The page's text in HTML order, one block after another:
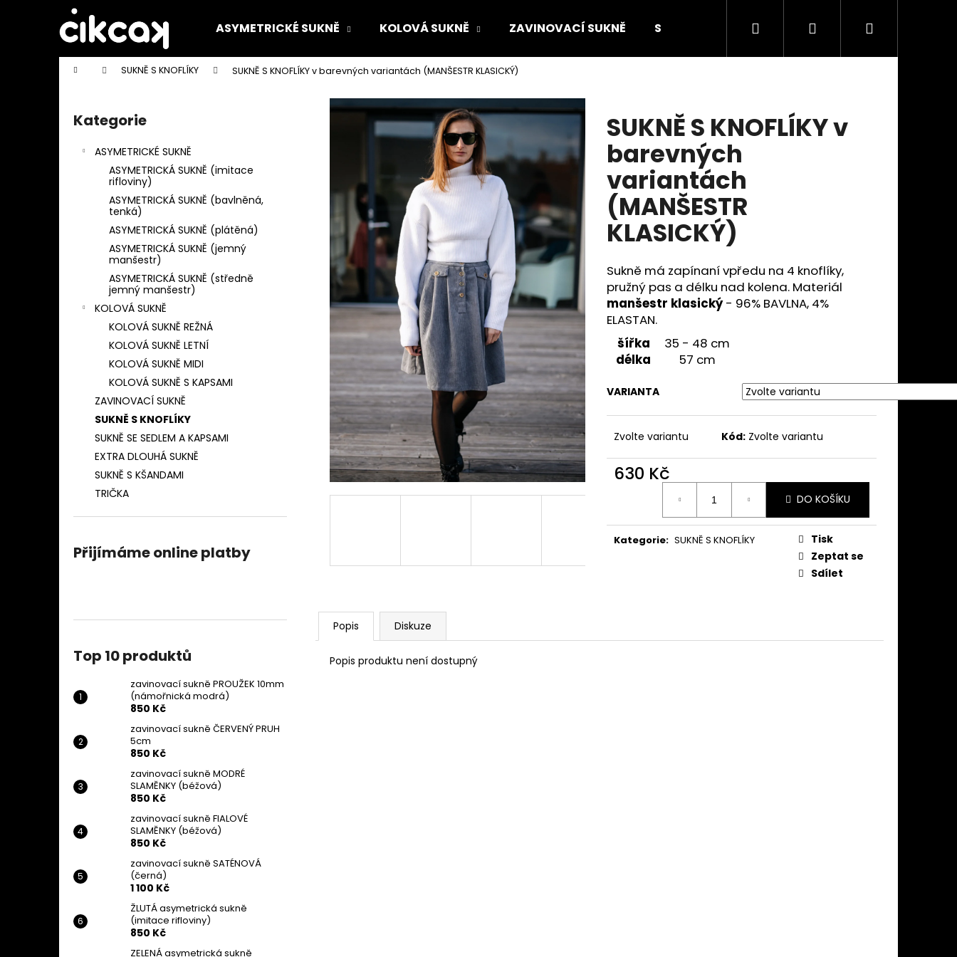
ASYMETRICKÉ SUKNĚ KOLOVÁ SUKNĚ ZAVINOVACÍ SUKNĚ SUKNĚ S KNOFLÍKY SUKNĚ SE SEDLEM A KAPSAMI
Hledat PřihlášeníNákupní
Domů SUKNĚ S KNOFLÍKY SUKNĚ S KNOFLÍKY v barevných variantách (MANŠESTR KLASICKÝ)
Přeskočit
kategorie
Kategorie
ASYMETRICKÉ SUKNĚ
ASYMETRICKÁ SUKNĚ (imitace
rifloviny)
ASYMETRICKÁ SUKNĚ (bavlněná,
tenká)
ASYMETRICKÁ SUKNĚ (plátěná)
ASYMETRICKÁ SUKNĚ (jemný
manšestr)
ASYMETRICKÁ SUKNĚ (středně
jemný manšestr)
KOLOVÁ SUKNĚ
KOLOVÁ SUKNĚ REŽNÁ
KOLOVÁ SUKNĚ LETNÍ
KOLOVÁ SUKNĚ MIDI
KOLOVÁ SUKNĚ S KAPSAMI
ZAVINOVACÍ SUKNĚ
SUKNĚ S KNOFLÍKY
SUKNĚ SE SEDLEM A KAPSAMI
EXTRA DLOUHÁ SUKNĚ
SUKNĚ S KŠANDAMI
TRIČKA
Přijímáme online platby
Top 10 produktů
zavinovací sukně PROUŽEK 10mm
(námořnická modrá)
850 Kč
zavinovací sukně ČERVENÝ PRUH
5cm
850 Kč
zavinovací sukně MODRÉ
SLAMĚNKY (béžová)
850 Kč
zavinovací sukně FIALOVÉ
SLAMĚNKY (béžová)
850 Kč
zavinovací sukně SATÉNOVÁ
(černá)
1 100 Kč
ŽLUTÁ asymetrická sukně
(imitace rifloviny)
850 Kč
ZELENÁ asymetrická sukně
SUKNĚ S KNOFLÍKY v
barevných
variantách
(MANŠESTR
KLASICKÝ)
Sukně má zapínaní vpředu na 4 knoflíky,
pružný pas a délku nad kolena. Materiál
manšestr klasický- 96% BAVLNA, 4%
ELASTAN.
šířka
35 - 48 cm
délka
57 cm
VARIANTA
Zvolte variantu Kód: Zvolte variantu
630 Kč
DO KOŠÍKU
Kategorie: SUKNĚ S KNOFLÍKY
Tisk
Zeptat se
Sdílet
Popis Diskuze
Popis produktu není dostupný
Zpět
Zpět
Co potřebujete najít?
Doporučujeme
Následující
ZAVINOVACÍ SUKNĚ PROUŽEK 10MM
(NÁMOŘNICKÁ MODRÁ)
850 Kč
ZAVINOVACÍ SUKNĚ ČERVENÝ PRUH
5CM
850 Kč
ZAVINOVACÍ SUKNĚ MODRÉ SLAMĚNKY
(BÉŽOVÁ)
850 Kč